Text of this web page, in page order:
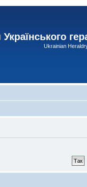
Ukrainian